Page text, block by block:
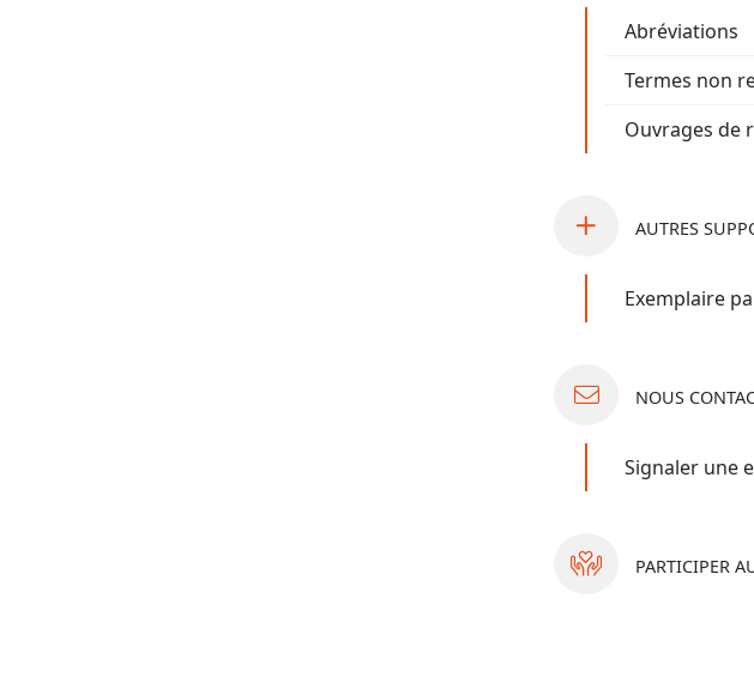
Abréviations
Termes non
Ouvrages de
AUTRES
Exemplaire
NOUS
Signaler une
PARTICIPER